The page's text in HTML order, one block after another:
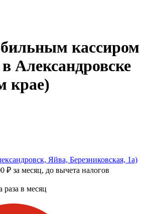
кассиром
Александровске
крае)
Яйва, Березниковская, 1а)
₽ за месяц, до вычета налогов
в месяц